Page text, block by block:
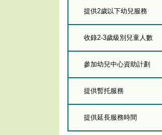
提供2歲以下幼兒服務
收錄2-3歲級別兒童人數
參加幼兒中心資助計劃
提供暫托服務
提供延長服務時間